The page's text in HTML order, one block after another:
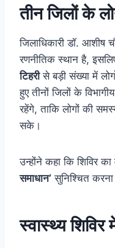
तीन जिलों के
जिलाधिकारी डॉ.
रणनीतिक स्थान है,
टिहरीसे बड़ी संख्या में
हुए तीनों जिलों के
रहेंगे, ताकि लोगों की
सके।
उन्होंने कहा कि शिविर का
समाधान’ सुनिश्चित
स्वास्थ्य शिविर